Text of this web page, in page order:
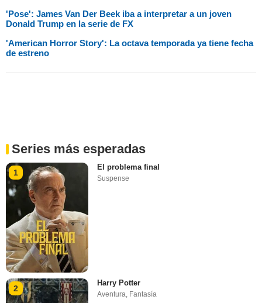
'Pose': James Van Der Beek iba a interpretar a un joven
Donald Trump en la serie de FX
'American Horror Story': La octava temporada ya tiene fecha
de estreno
Series más esperadas
1
El problema final
Suspense
2
Harry Potter
Aventura, Fantasía